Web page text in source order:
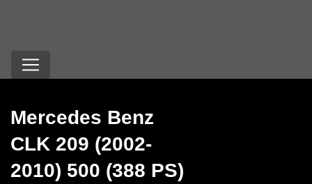
Mercedes Benz
CLK 209 (2002-
2010) 500 (388 PS)